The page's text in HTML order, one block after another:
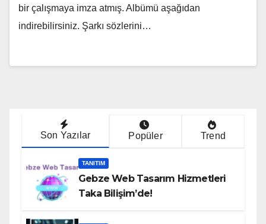
bir çalışmaya imza atmış. Albümü aşağıdan
indirebilirsiniz. Şarkı sözlerini…
Son Yazılar Popüler Trend
TANITIM
Gebze Web Tasarım Hizmetleri
Taka Bilişim’de!